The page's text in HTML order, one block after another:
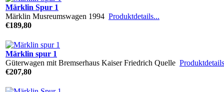
Märklin Spur 1
Märklin Musreumswagen 1994 Produktdetails...
€189,80
Märklin spur 1
Güterwagen mit Bremserhaus Kaiser Friedrich Quelle
€207,80